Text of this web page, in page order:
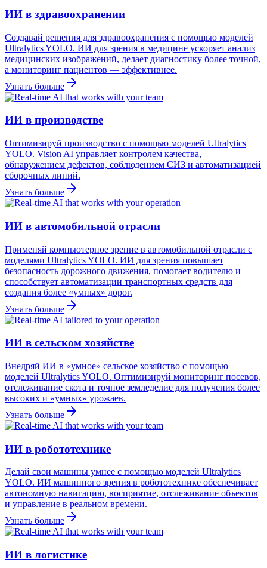
ИИ в здравоохранении
Создавай решения для здравоохранения с помощью моделей
Ultralytics YOLO. ИИ для зрения в медицине ускоряет анализ
медицинских изображений, делает диагностику более точной,
а мониторинг пациентов — эффективнее.
Узнать больше
ИИ в производстве
Оптимизируй производство с помощью моделей Ultralytics
YOLO. Vision AI управляет контролем качества,
обнаружением дефектов, соблюдением СИЗ и автоматизацией
сборочных линий.
Узнать больше
ИИ в автомобильной отрасли
Применяй компьютерное зрение в автомобильной отрасли с
моделями Ultralytics YOLO. ИИ для зрения повышает
безопасность дорожного движения, помогает водителю и
способствует автоматизации транспортных средств для
создания более «умных» дорог.
Узнать больше
ИИ в сельском хозяйстве
Внедряй ИИ в «умное» сельское хозяйство с помощью
моделей Ultralytics YOLO. Оптимизируй мониторинг посевов,
отслеживание скота и точное земледелие для получения более
высоких и «умных» урожаев.
Узнать больше
ИИ в робототехнике
Делай свои машины умнее с помощью моделей Ultralytics
YOLO. ИИ машинного зрения в робототехнике обеспечивает
автономную навигацию, восприятие, отслеживание объектов
и управление в реальном времени.
Узнать больше
ИИ в логистике